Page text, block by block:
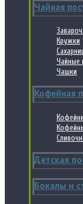
Чайная
Кружки
Чайные
Чашки
Кофейная
Детская
Бокалы и